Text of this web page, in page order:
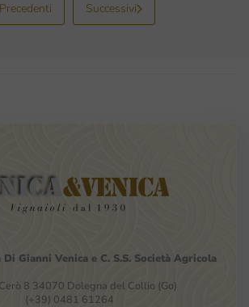
Precedenti Successivi
Di Gianni Venica e C. S.S. Società Agricola
8 34070 Dolegna del Collio (Go)
(+39) 0481 61264